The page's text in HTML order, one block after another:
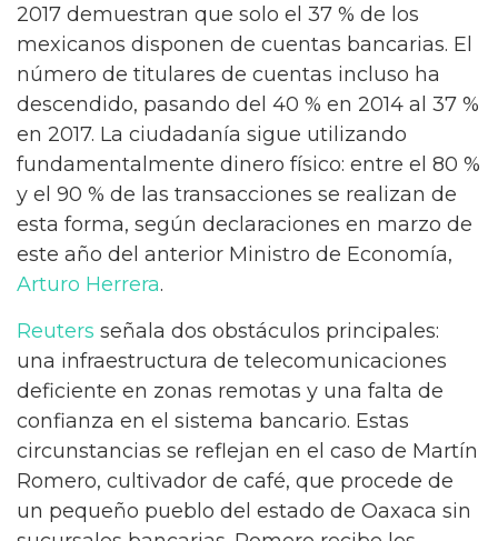
2017 demuestran que solo el 37 % de los
mexicanos disponen de cuentas bancarias. El
número de titulares de cuentas incluso ha
descendido, pasando del 40 % en 2014 al 37 %
en 2017. La ciudadanía sigue utilizando
fundamentalmente dinero físico: entre el 80 %
y el 90 % de las transacciones se realizan de
esta forma, según declaraciones en marzo de
este año del anterior Ministro de Economía,
Arturo Herrera.
Reuters señala dos obstáculos principales:
una infraestructura de telecomunicaciones
deficiente en zonas remotas y una falta de
confianza en el sistema bancario. Estas
circunstancias se reflejan en el caso de Martín
Romero, cultivador de café, que procede de
un pequeño pueblo del estado de Oaxaca sin